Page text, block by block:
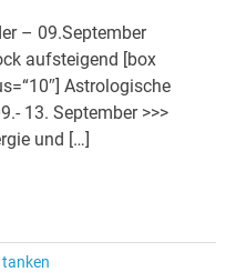
– 09.September
aufsteigend [box
Astrologische
13. September >>>
und […]